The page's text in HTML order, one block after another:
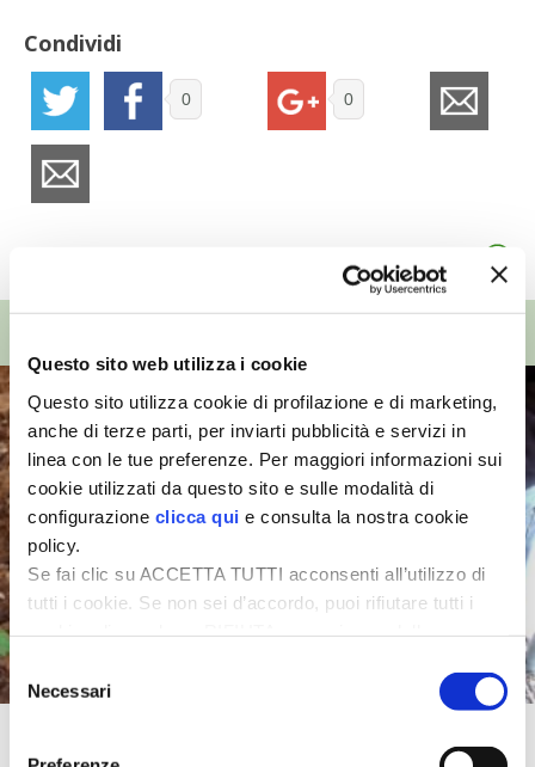
Questo sito web utilizza i cookie
Questo sito utilizza cookie di profilazione e di marketing,
anche di terze parti, per inviarti pubblicità e servizi in
linea con le tue preferenze. Per maggiori informazioni sui
cookie utilizzati da questo sito e sulle modalità di
configurazione clicca qui e consulta la nostra cookie
policy.
Se fai clic su ACCETTA TUTTI acconsenti all’utilizzo di
tutti i cookie. Se non sei d’accordo, puoi rifiutare tutti i
desideri accettare e cliccando ACCETTA SELEZIONATI.
Selezione
delNecessari
CRESCERE INSIEME
ARCHMAN
VITA IN CAMPAGNA LA FIERA
I PARTNER DI VITA IN CAMPAGNA
BIOGENTS
Condividi
0 0
TUTTI GLI ARTICOLI